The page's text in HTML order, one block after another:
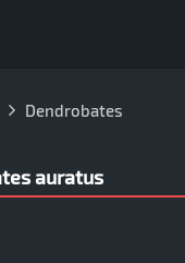
Dendrobates
auratus